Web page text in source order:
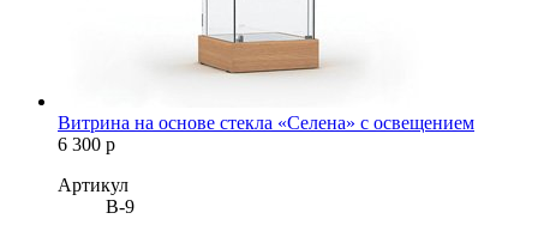
Витрина на основе стекла «Селена» с освещением
6 300 р
Артикул
B-9